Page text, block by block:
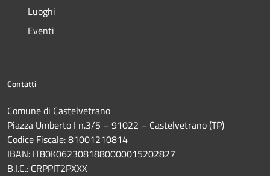
Luoghi
Eventi
Contatti
Comune di Castelvetrano
Piazza Umberto I n.3/5 – 91022 – Castelvetrano (TP)
Codice Fiscale: 81001210814
IBAN: IT80K0623081880000015202827
B.I.C.: CRPPIT2PXXX